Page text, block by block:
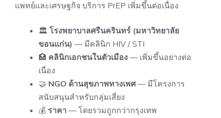
แพทย์และเศรษฐกิจ บริการ PrEP เพิ่มขึ้นต่อเนื่อง
🏛 โรงพยาบาลศรีนครินทร์ (มหาวิทยาลัย
ขอนแก่น) — มีคลินิก HIV / STI
🏥 คลินิกเอกชนในตัวเมือง — เพิ่มขึ้นอย่างต่อ
เนื่อง
🤝 NGO ด้านสุขภาพทางเพศ— มีโครงการ
สนับสนุนสำหรับกลุ่มเสี่ยง
💰 ราคา — โดยรวมถูกกว่ากรุงเทพ